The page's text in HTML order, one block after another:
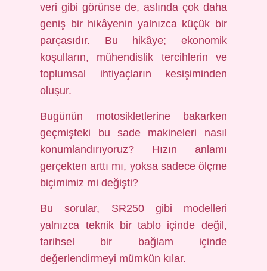
veri gibi görünse de, aslında çok daha
geniş bir hikâyenin yalnızca küçük bir
parçasıdır. Bu hikâye; ekonomik
koşulların, mühendislik tercihlerin ve
toplumsal ihtiyaçların kesişiminden
oluşur.
Bugünün motosikletlerine bakarken
geçmişteki bu sade makineleri nasıl
konumlandırıyoruz? Hızın anlamı
gerçekten arttı mı, yoksa sadece ölçme
biçimimiz mi değişti?
Bu sorular, SR250 gibi modelleri
yalnızca teknik bir tablo içinde değil,
tarihsel bir bağlam içinde
değerlendirmeyi mümkün kılar.